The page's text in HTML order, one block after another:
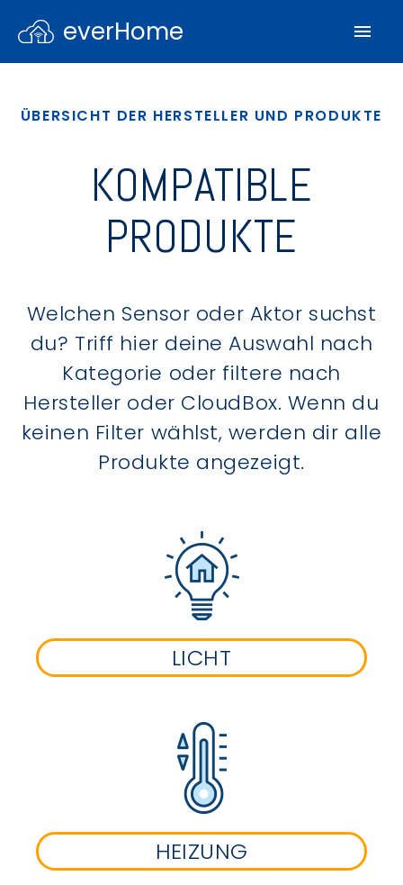
everHome
ÜBERSICHT DER HERSTELLER UND PRODUKTE
KOMPATIBLE
PRODUKTE
Welchen Sensor oder Aktor suchst
du? Triff hier deine Auswahl nach
Kategorie oder filtere nach
Hersteller oder CloudBox. Wenn du
keinen Filter wählst, werden dir alle
Produkte angezeigt.
LICHT
HEIZUNG